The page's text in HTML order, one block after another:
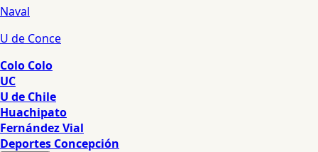
Naval
U de Conce
Colo Colo
UC
U de Chile
Huachipato
Fernández Vial
Deportes Concepción